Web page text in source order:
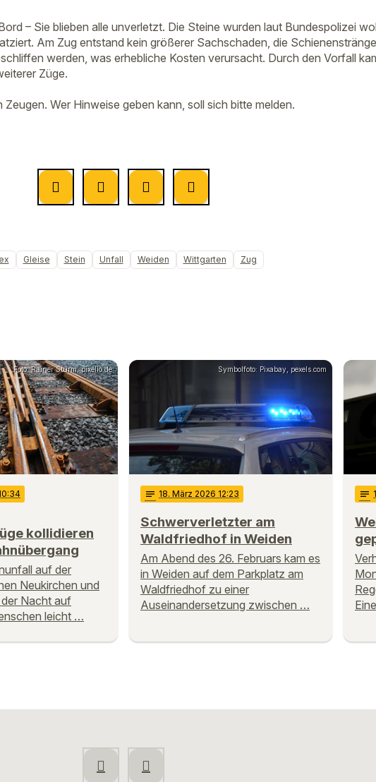
– Sie blieben alle unverletzt. Die Steine wurden laut Bundespolizei
Am Zug entstand kein größerer Sachschaden, die Schienenstränge
werden, was erhebliche Kosten verursacht. Durch den Vorfall
Züge.
Wer Hinweise geben kann, soll sich bitte melden.
Gleise Stein Unfall Weiden Wittgarten Zug
Foto: Rainer Sturm, pixelio.de
kollidieren
auf der
Neukirchen und
Nacht auf
leicht …
Symbolfoto: Pixabay, pexels.com
notes 18. März 2026 12:23
Schwerverletzter am
Waldfriedhof in Weiden
Am Abend des 26. Februars kam es
in Weiden auf dem Parkplatz am
Waldfriedhof zu einer
Auseinandersetzung zwischen …
notes